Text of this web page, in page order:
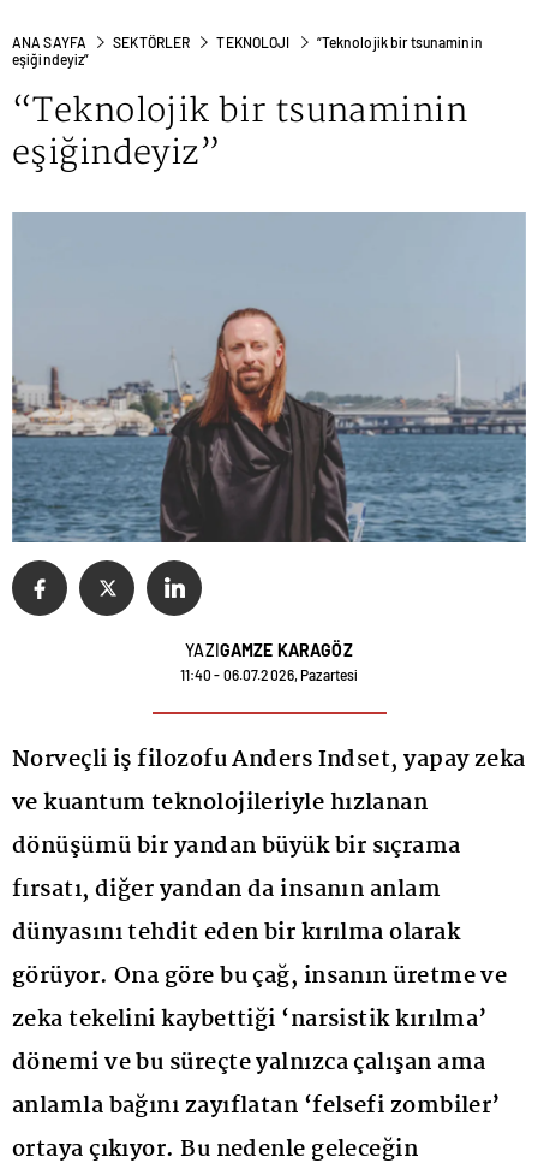
ANA SAYFA SEKTÖRLER TEKNOLOJI
“Teknolojik bir tsunaminin
eşiğindeyiz”
“Teknolojik bir tsunaminin
eşiğindeyiz”
YAZIGAMZE KARAGÖZ
11:40 - 06.07.2026, Pazartesi
Norveçli iş filozofu Anders Indset, yapay zeka
ve kuantum teknolojileriyle hızlanan
dönüşümü bir yandan büyük bir sıçrama
fırsatı, diğer yandan da insanın anlam
dünyasını tehdit eden bir kırılma olarak
görüyor. Ona göre bu çağ, insanın üretme ve
zeka tekelini kaybettiği ‘narsistik kırılma’
dönemi ve bu süreçte yalnızca çalışan ama
anlamla bağını zayıflatan ‘felsefi zombiler’
ortaya çıkıyor. Bu nedenle geleceğin